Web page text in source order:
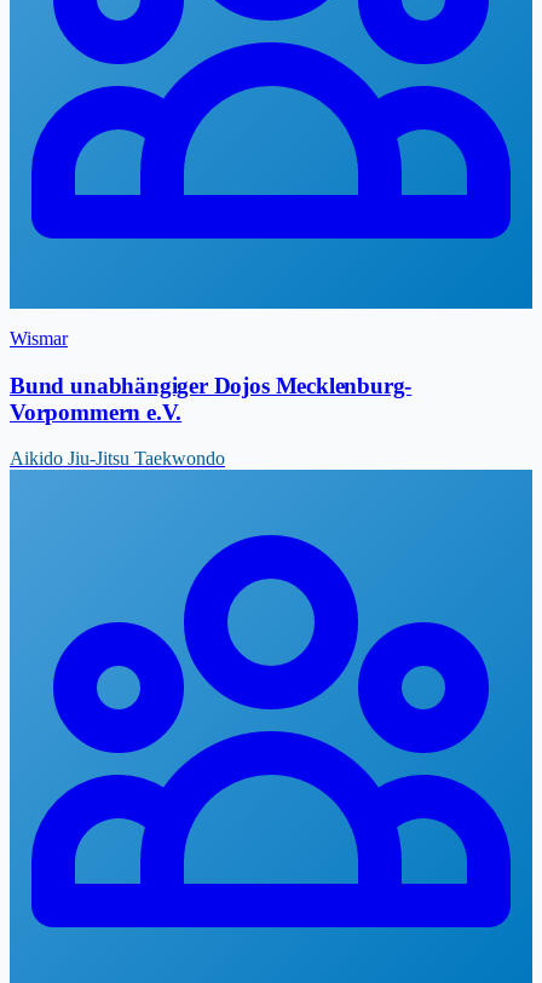
Wismar
Bund unabhängiger Dojos Mecklenburg-
Vorpommern e.V.
Aikido Jiu-Jitsu Taekwondo